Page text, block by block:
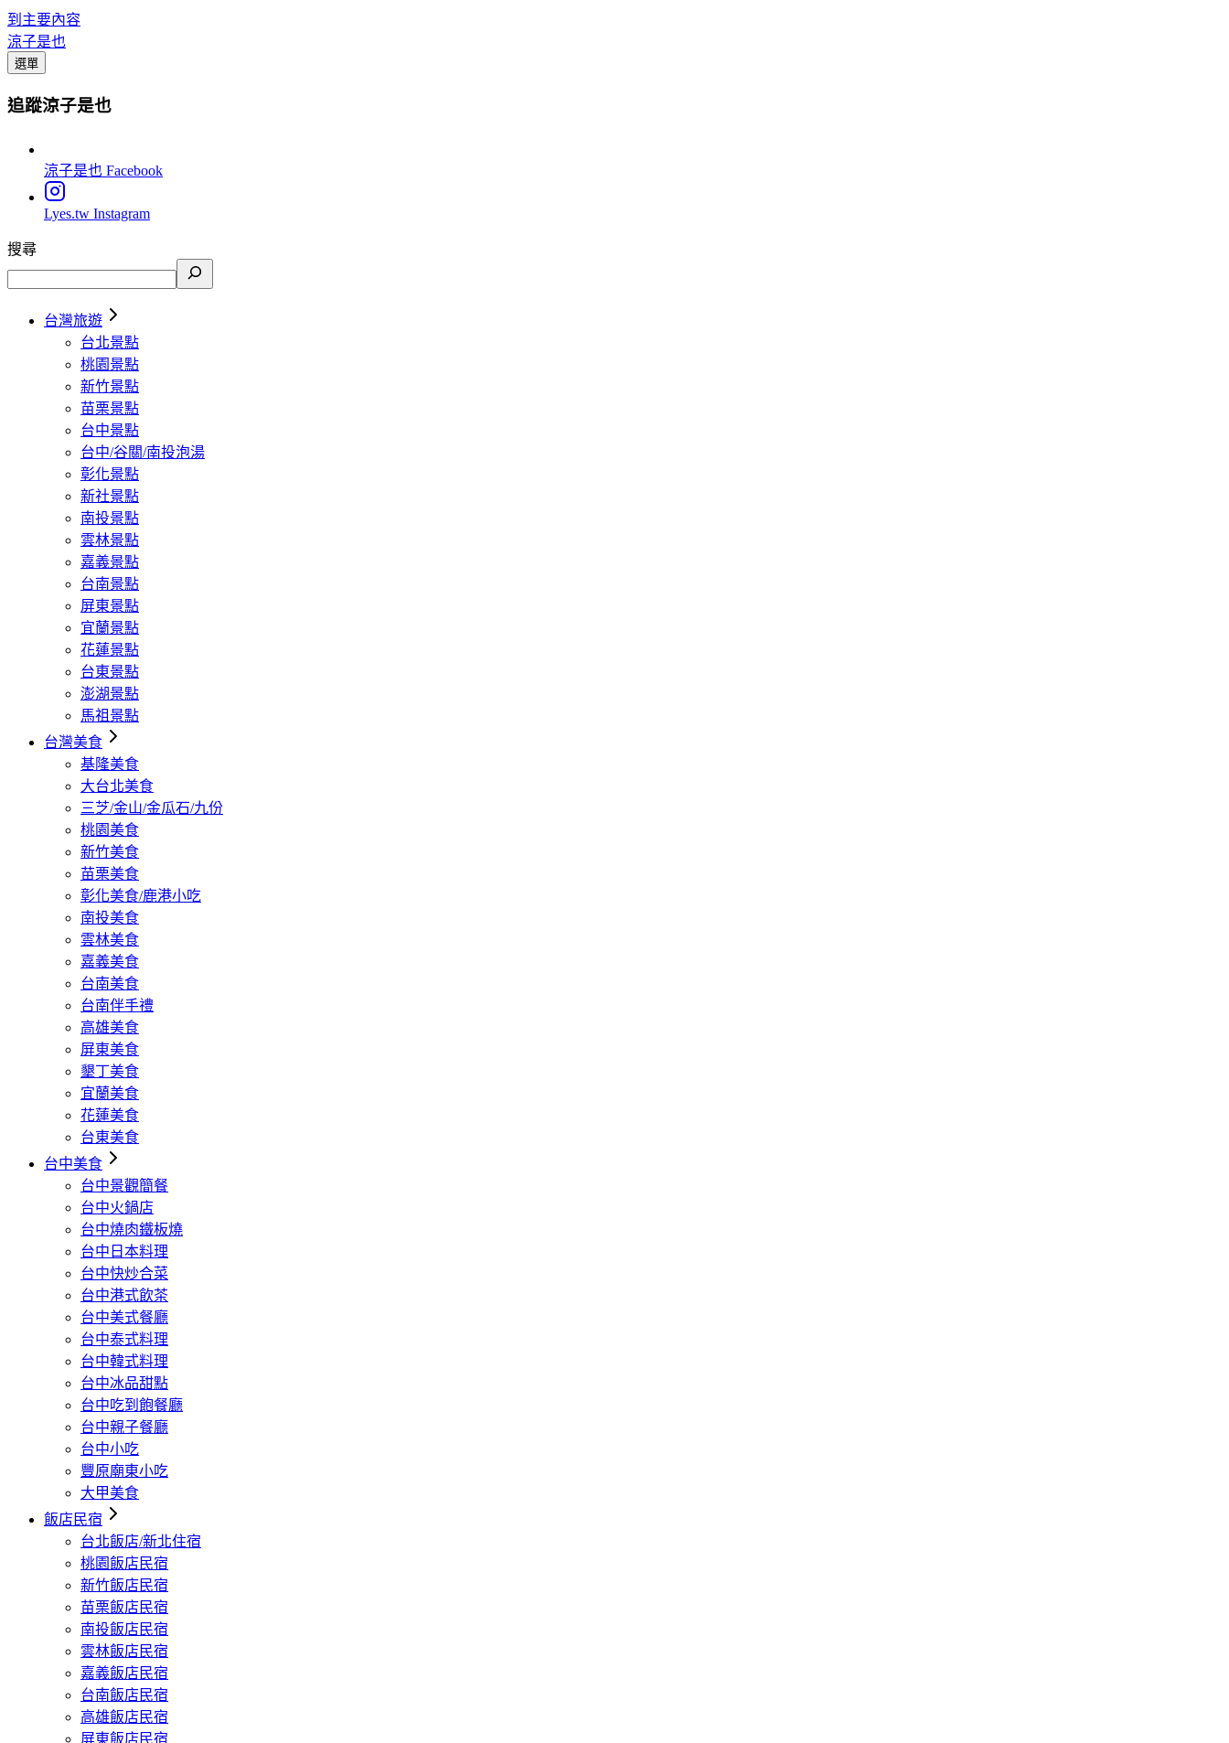
到主要內容
涼子是也
選單
追蹤涼子是也
涼子是也 Facebook
Lyes.tw Instagram
搜尋
台灣旅遊
台北景點
桃園景點
新竹景點
苗栗景點
台中景點
台中/谷關/南投泡湯
彰化景點
新社景點
南投景點
雲林景點
嘉義景點
台南景點
屏東景點
宜蘭景點
花蓮景點
台東景點
澎湖景點
馬祖景點
台灣美食
基隆美食
大台北美食
三芝/金山/金瓜石/九份
桃園美食
新竹美食
苗栗美食
彰化美食/鹿港小吃
南投美食
雲林美食
嘉義美食
台南美食
台南伴手禮
高雄美食
屏東美食
墾丁美食
宜蘭美食
花蓮美食
台東美食
台中美食
台中景觀簡餐
台中火鍋店
台中燒肉鐵板燒
台中日本料理
台中快炒合菜
台中港式飲茶
台中美式餐廳
台中泰式料理
台中韓式料理
台中冰品甜點
台中吃到飽餐廳
台中親子餐廳
台中小吃
豐原廟東小吃
大甲美食
飯店民宿
台北飯店/新北住宿
桃園飯店民宿
新竹飯店民宿
苗栗飯店民宿
南投飯店民宿
雲林飯店民宿
嘉義飯店民宿
台南飯店民宿
高雄飯店民宿
屏東飯店民宿